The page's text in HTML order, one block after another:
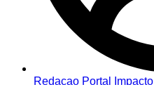
Redacao Portal Impacto